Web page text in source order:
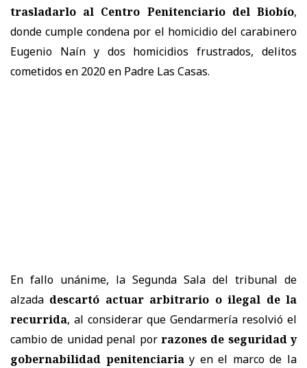
trasladarlo al Centro Penitenciario del Biobío,
donde cumple condena por el homicidio del carabinero
Eugenio Naín y dos homicidios frustrados, delitos
cometidos en 2020 en Padre Las Casas.
En fallo unánime, la Segunda Sala del tribunal de
alzada descartó actuar arbitrario o ilegal de la
recurrida, al considerar que Gendarmería resolvió el
cambio de unidad penal por razones de seguridad y
gobernabilidad penitenciariay en el marco de la